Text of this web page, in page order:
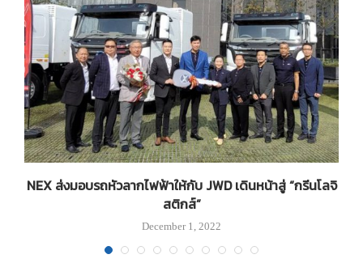
NEX ส่งมอบรถหัวลากไฟฟ้าให้กับ JWD เดินหน้าสู่ “กรีนโลจิ
สติกส์”
December 1, 2022